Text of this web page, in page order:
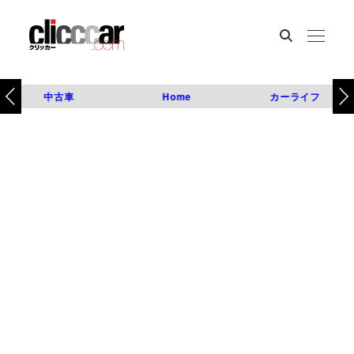
中古車 Home カーライフ